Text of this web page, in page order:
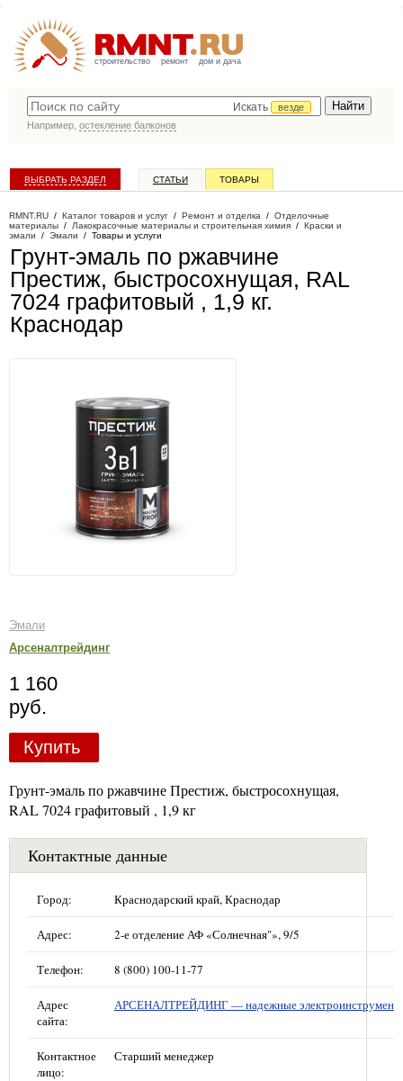
строительство ремонт дом и дача
Искать
везде
Например, остекление балконов
ВЫБРАТЬ РАЗДЕЛ СТАТЬИ ТОВАРЫ
RMNT.RU / Каталог товаров и услуг / Ремонт и отделка / Отделочные
материалы / Лакокрасочные материалы и строительная химия / Краски и
эмали / Эмали / Товары и услуги
Грунт-эмаль по ржавчине
Престиж, быстросохнущая, RAL
7024 графитовый , 1,9 кг.
Краснодар
Эмали
Арсеналтрейдинг
1 160
руб.
Купить
Грунт-эмаль по ржавчине Престиж, быстросохнущая,
RAL 7024 графитовый , 1,9 кг
Контактные данные
Город: Краснодарский край, Краснодар
Адрес: 2-е отделение АФ «Солнечная"», 9/5
Телефон: 8 (800) 100-11-77
Адрес
сайта:
АРСЕНАЛТРЕЙДИНГ — надежные
Контактное
лицо:
Старший менеджер